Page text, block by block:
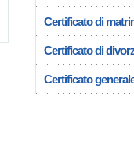
Certificato di
Certificato di
Certificato